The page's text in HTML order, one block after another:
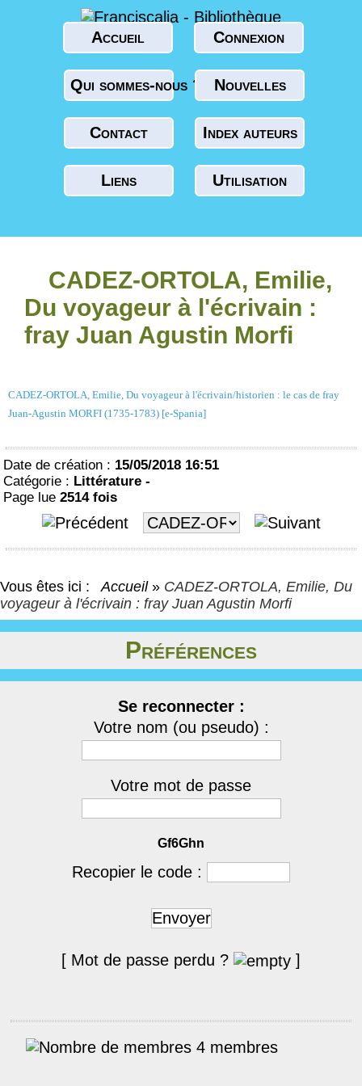
Accueil Connexion
Qui sommes-nous ? Nouvelles
Contact Index auteurs
Liens Utilisation
CADEZ-ORTOLA, Emilie,
Du voyageur à l'écrivain :
fray Juan Agustin Morfi
CADEZ-ORTOLA, Emilie, Du voyageur à l'écrivain/historien : le cas de fray
Juan-Agustin MORFI (1735-1783) [e-Spania]
Date de création : 15/05/2018 16:51
Catégorie : Littérature -
Page lue 2514 fois
Vous êtes ici : Accueil » CADEZ-ORTOLA, Emilie, Du
voyageur à l'écrivain : fray Juan Agustin Morfi
Préférences
Se reconnecter :
Votre nom (ou pseudo) :
Votre mot de passe
Gf6Ghn
Recopier le code :
Envoyer
[ Mot de passe perdu ? ]
4 membres